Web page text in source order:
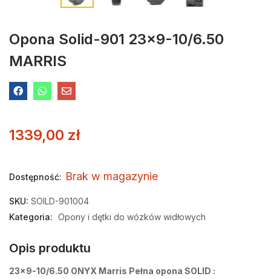
Opona Solid-901 23×9-10/6.50
MARRIS
1339,00 zł
Dostępność: Brak w magazynie
SKU: SOILD-901004
Kategoria: Opony i dętki do wózków widłowych
Opis produktu
23×9-10/6.50 ONYX Marris Pełna opona SOLID :